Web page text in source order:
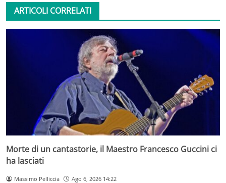
ARTICOLI CORRELATI
Morte di un cantastorie, il Maestro Francesco Guccini ci
ha lasciati
Massimo Pelliccia Ago 6, 2026 14:22